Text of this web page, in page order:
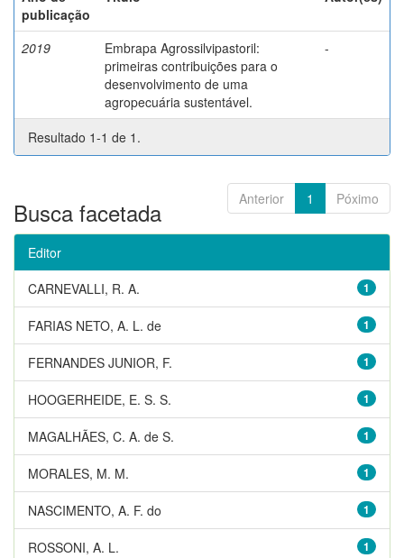
publicação
2019
Embrapa Agrossilvipastoril:
primeiras contribuições para o
desenvolvimento de uma
agropecuária sustentável.
-
Resultado 1-1 de 1.
Anterior 1 Póximo
Busca facetada
Editor
1
CARNEVALLI, R. A.
1
FARIAS NETO, A. L. de
1
FERNANDES JUNIOR, F.
1
HOOGERHEIDE, E. S. S.
1
MAGALHÃES, C. A. de S.
1
MORALES, M. M.
1
NASCIMENTO, A. F. do
1
ROSSONI, A. L.